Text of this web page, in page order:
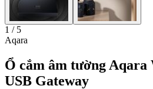
1 / 5
Aqara
Ổ cắm âm tường Aqara
USB Gateway